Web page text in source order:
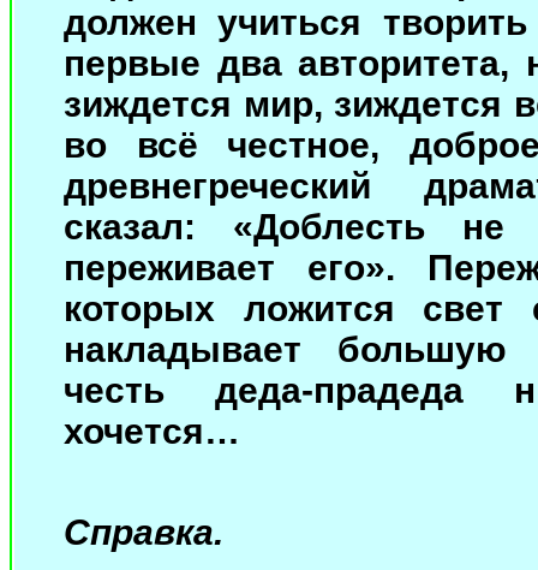
должен учиться
первые два авторитета,
зиждется мир, зиждется
во всё честное,
древнегреческий
сказал: «Доблесть
переживает его».
которых ложится
накладывает большую
честь деда-прадеда
хочется…
Справка.